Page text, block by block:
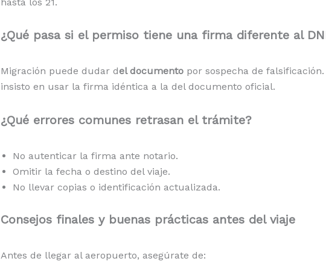
¿Qué pasa si el permiso tiene una firma diferente al
Migración puede dudar del documento por sospecha de falsificación.
insisto en usar la firma idéntica a la del documento oficial.
¿Qué errores comunes retrasan el trámite?
No autenticar la firma ante notario.
Omitir la fecha o destino del viaje.
No llevar copias o identificación actualizada.
Consejos finales y buenas prácticas antes del viaje
Antes de llegar al aeropuerto, asegúrate de: